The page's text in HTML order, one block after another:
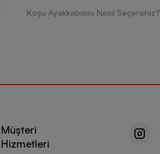
Koşu Ayakkabısını Nasıl Seçersiniz?
Müşteri
Hizmetleri